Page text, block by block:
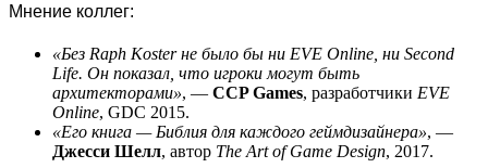
Мнение коллег:
«Без Raph Koster не было бы ни EVE Online, ни Second
Life. Он показал, что игроки могут быть
архитекторами», — CCP Games, разработчики EVE
Online, GDC 2015.
«Его книга — Библия для каждого геймдизайнера», —
Джесси Шелл, автор The Art of Game Design, 2017.